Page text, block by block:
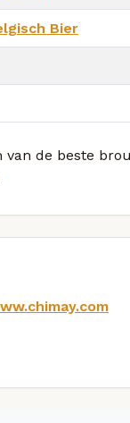
Bier
de beste